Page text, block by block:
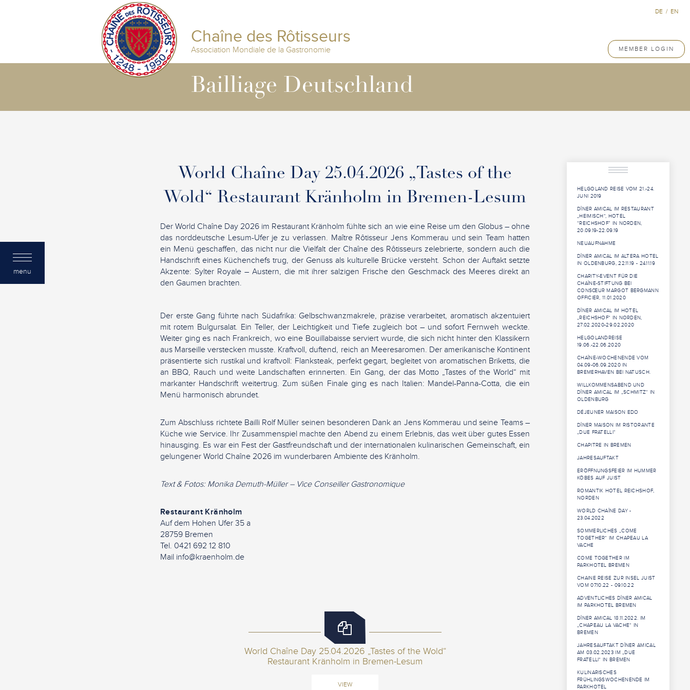
menu
Chaîne des Rôtisseurs
Association Mondiale de la Gastronomie MEMBER LOGIN
DE / EN
Bailliage Deutschland
World Chaîne Day 25.04.2026 „Tastes of the
Wold“ Restaurant Kränholm in Bremen-Lesum
Der World Chaîne Day 2026 im Restaurant Kränholm fühlte sich an wie eine Reise um den Globus – ohne
das norddeutsche Lesum-Ufer je zu verlassen. Maître Rôtisseur Jens Kommerau und sein Team hatten
ein Menü geschaffen, das nicht nur die Vielfalt der Chaîne des Rôtisseurs zelebrierte, sondern auch die
Handschrift eines Küchenchefs trug, der Genuss als kulturelle Brücke versteht. Schon der Auftakt setzte
Akzente: Sylter Royale – Austern, die mit ihrer salzigen Frische den Geschmack des Meeres direkt an
den Gaumen brachten.
Der erste Gang führte nach Südafrika: Gelbschwanzmakrele, präzise verarbeitet, aromatisch akzentuiert
mit rotem Bulgursalat. Ein Teller, der Leichtigkeit und Tiefe zugleich bot – und sofort Fernweh weckte.
Weiter ging es nach Frankreich, wo eine Bouillabaisse serviert wurde, die sich nicht hinter den Klassikern
aus Marseille verstecken musste. Kraftvoll, duftend, reich an Meeresaromen. Der amerikanische Kontinent
präsentierte sich rustikal und kraftvoll: Flanksteak, perfekt gegart, begleitet von aromatischen Briketts, die
an BBQ, Rauch und weite Landschaften erinnerten. Ein Gang, der das Motto „Tastes of the World“ mit
markanter Handschrift weitertrug. Zum süßen Finale ging es nach Italien: Mandel-Panna-Cotta, die ein
Menü harmonisch abrundet.
Zum Abschluss richtete Bailli Rolf Müller seinen besonderen Dank an Jens Kommerau und seine Teams –
Küche wie Service. Ihr Zusammenspiel machte den Abend zu einem Erlebnis, das weit über gutes Essen
hinausging. Es war ein Fest der Gastfreundschaft und der internationalen kulinarischen Gemeinschaft, ein
gelungener World Chaîne 2026 im wunderbaren Ambiente des Kränholm.
Text & Fotos: Monika Demuth-Müller – Vice Conseiller Gastronomique
Restaurant Kränholm
Auf dem Hohen Ufer 35 a
28759 Bremen
Tel. 0421 692 12 810
Mail info@kraenholm.de
World Chaîne Day 25.04.2026 „Tastes of the Wold“
Restaurant Kränholm in Bremen-Lesum
VIEW
HELGOLAND REISE VOM 21.-24.
JUNI 2019
DÎNER AMICAL IM RESTAURANT
„HEIMISCH“, HOTEL
“REICHSHOF” IN NORDEN,
20.09.19-22.09.19
NEUAUFNAHME
DÎNER AMICAL IM ALTERA HOTEL
IN OLDENBURG, 22.11.19 - 24.11.19
CHARITY-EVENT FÜR DIE
CHAÎNE-STIFTUNG BEI
CONSŒUR MARGOT BERGMANN
OFFICIER, 11.01.2020
DÎNER AMICAL IM HOTEL
„REICHSHOF“ IN NORDEN,
27.02.2020-29.02.2020
HELGOLANDREISE
19.06.-22.06.2020
CHAÎNE-WOCHENENDE VOM
04.09-06.09.2020 IN
BREMERHAVEN BEI NATUSCH.
WILLKOMMENSABEND UND
DÎNER AMICAL IM „SCHMITZ“ IN
OLDENBURG
DÉJEUNER MAISON EDO
DÎNER MAISON IM RISTORANTE
„DUE FRATELLI“
CHAPITRE IN BREMEN
JAHRESAUFTAKT
ERÖFFNUNGSFEIER IM HUMMER
KÖBES AUF JUIST
ROMANTIK HOTEL REICHSHOF,
NORDEN
WORLD CHAÎNE DAY -
23.04.2022
SOMMERLICHES „COME
TOGETHER“ IM CHAPEAU LA
VACHE
COME TOGETHER IM
PARKHOTEL BREMEN
CHAINE REISE ZUR INSEL JUIST
VOM 07.10.22 - 09.10.22
ADVENTLICHES DÎNER AMICAL
IM PARKHOTEL BREMEN
DÎNER AMICAL 18.11.2022. IM
„CHAPEAU LA VACHE“ IN
BREMEN
JAHRESAUFTAKT DÎNER AMICAL
AM 03.02.2023 IM „DUE
FRATELLI“ IN BREMEN
KULINARISCHES
FRÜHLINGSWOCHENENDE IM
PARKHOTEL